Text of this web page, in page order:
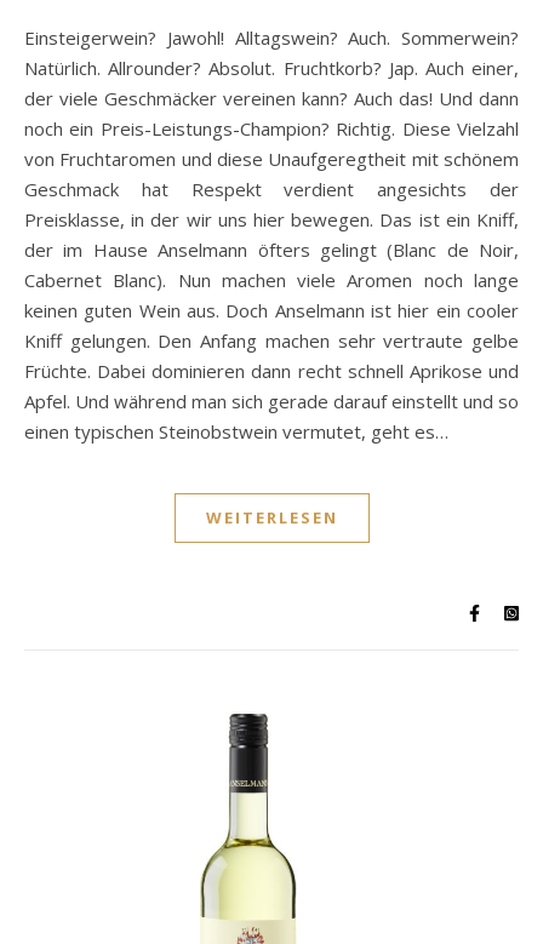
Einsteigerwein? Jawohl! Alltagswein? Auch. Sommerwein?
Natürlich. Allrounder? Absolut. Fruchtkorb? Jap. Auch einer,
der viele Geschmäcker vereinen kann? Auch das! Und dann
noch ein Preis-Leistungs-Champion? Richtig. Diese Vielzahl
von Fruchtaromen und diese Unaufgeregtheit mit schönem
Geschmack hat Respekt verdient angesichts der
Preisklasse, in der wir uns hier bewegen. Das ist ein Kniff,
der im Hause Anselmann öfters gelingt (Blanc de Noir,
Cabernet Blanc). Nun machen viele Aromen noch lange
keinen guten Wein aus. Doch Anselmann ist hier ein cooler
Kniff gelungen. Den Anfang machen sehr vertraute gelbe
Früchte. Dabei dominieren dann recht schnell Aprikose und
Apfel. Und während man sich gerade darauf einstellt und so
einen typischen Steinobstwein vermutet, geht es…
WEITERLESEN